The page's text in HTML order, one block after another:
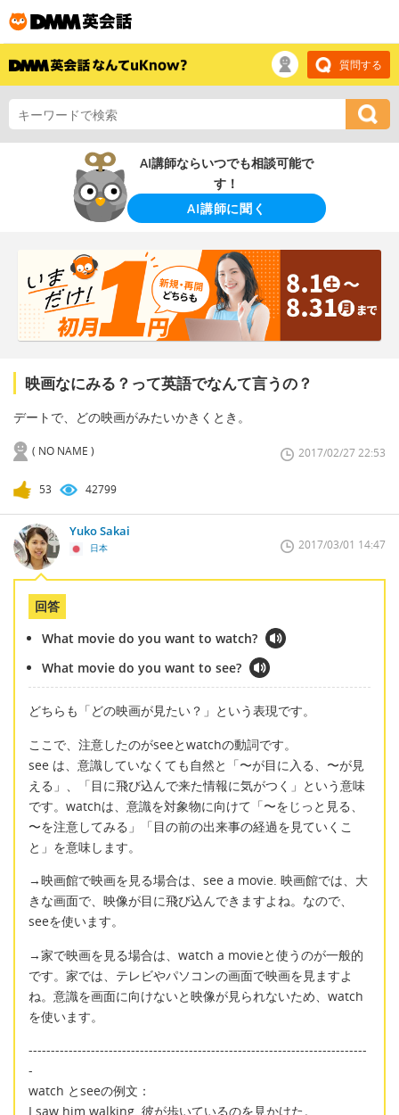
質問する
AI講師ならいつでも相談可能で
す！
AI講師に聞く
映画なにみる？って英語でなんて言うの？
デートで、どの映画がみたいかきくとき。
( NO NAME ) 2017/02/27 22:53
53 42799
Yuko Sakai
日本 2017/03/01 14:47
回答
What movie do you want to watch?
What movie do you want to see?
どちらも「どの映画が見たい？」という表現です。
ここで、注意したのがseeとwatchの動詞です。
see は、意識していなくても自然と「〜が目に入る、〜が見
える」、「目に飛び込んで来た情報に気がつく」という意味
です。watchは、意識を対象物に向けて「〜をじっと見る、
〜を注意してみる」「目の前の出来事の経過を見ていくこ
と」を意味します。
→映画館で映画を見る場合は、see a movie. 映画館では、大
きな画面で、映像が目に飛び込んできますよね。なので、
seeを使います。
→家で映画を見る場合は、watch a movieと使うのが一般的
です。家では、テレビやパソコンの画面で映画を見ますよ
ね。意識を画面に向けないと映像が見られないため、watch
を使います。
----------------------------------------------------------------------------
-
watch とseeの例文：
I saw him walking. 彼が歩いているのを見かけた。